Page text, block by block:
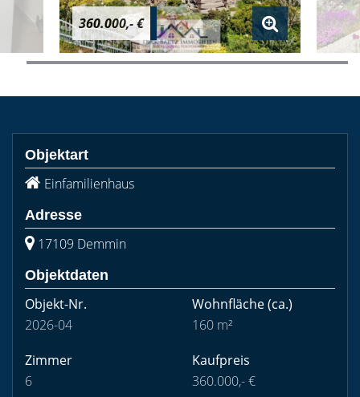
360.000,- €
Objektart
Einfamilienhaus
Adresse
17109 Demmin
Objektdaten
Objekt-Nr.
2026-04
Wohnfläche(ca.)
160 m²
Zimmer
6
Kaufpreis
360.000,- €